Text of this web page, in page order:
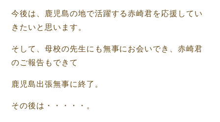
今後は、鹿児島の地で活躍する赤崎君を応援してい
きたいと思います。
そして、母校の先生にも無事にお会いでき、赤崎君
のご報告もできて
鹿児島出張無事に終了。
その後は・・・・・。